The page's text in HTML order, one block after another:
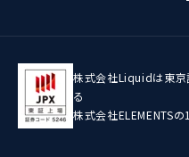
株式会社Liquidは東京
る
株式会社ELEMENTSの